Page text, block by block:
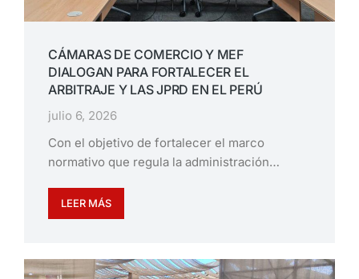
CÁMARAS DE COMERCIO Y MEF
DIALOGAN PARA FORTALECER EL
ARBITRAJE Y LAS JPRD EN EL PERÚ
julio 6, 2026
Con el objetivo de fortalecer el marco
normativo que regula la administración…
LEER MÁS